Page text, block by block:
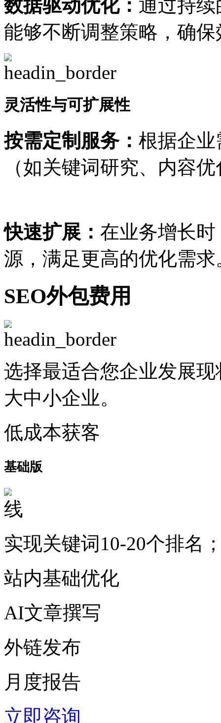
数据驱动优化： 通过持
能够不断调整策略，确
灵活性与可扩展性
按需定制服务： 根据企业
（如关键词研究、内容
快速扩展： 在业务增长
源，满足更高的优化需求
SEO外包费用
选择最适合您企业发展
大中小企业。
低成本获客
基础版
实现关键词10-20个排名
站内基础优化
AI文章撰写
外链发布
月度报告
立即咨询